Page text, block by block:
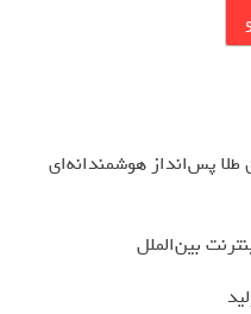
پس‌انداز هوشمندانه‌ای
بین‌الملل